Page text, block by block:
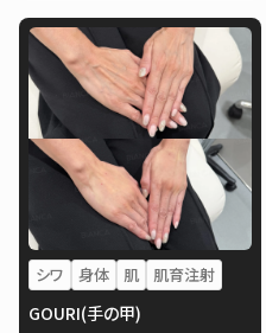
シワ 身体 肌 肌育注射
GOURI(手の甲)